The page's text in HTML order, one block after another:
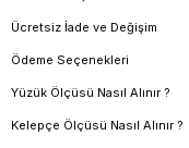
Ücretsiz İade ve Değişim
Ödeme Seçenekleri
Yüzük Ölçüsü Nasıl Alınır ?
Kelepçe Ölçüsü Nasıl Alınır ?